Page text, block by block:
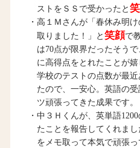
ストをＳＳで受かったと
・高１Ｍさんが「春休み明
取りました！」と 笑顔で
は70点が限界だったそう
に高得点をとれたことが嬉
学校のテストの点数が最
たので、一安心。英語の
ツ頑張ってきた成果です。
・中３Ｈくんが、英単語
たことを報告してくれま
をメモ取って本気で頑張